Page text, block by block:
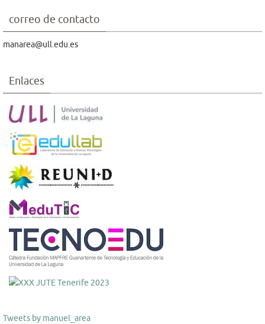
correo de contacto
manarea@ull.edu.es
Enlaces
Tweets by manuel_area